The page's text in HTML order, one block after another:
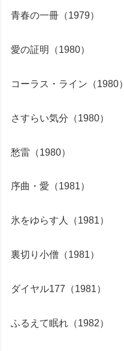
青春の一冊（1979）
愛の証明（1980）
コーラス・ライン（1980）
さすらい気分（1980）
愁雷（1980）
序曲・愛（1981）
氷をゆらす人（1981）
裏切り小僧（1981）
ダイヤル177（1981）
ふるえて眠れ（1982）